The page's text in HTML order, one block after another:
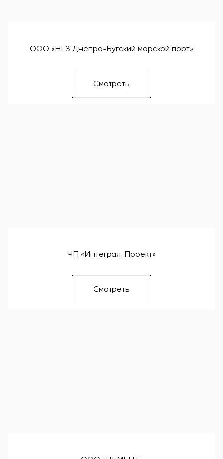
ООО «НГЗ Днепро-Бугский морской порт»
Смотреть
ЧП «Интеграл-Проект»
Смотреть